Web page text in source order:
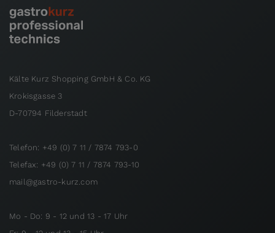
Kälte Kurz Shopping GmbH & Co. KG
Krokisgasse 3
D-70794 Filderstadt
Telefon: +49 (0) 7 11 / 7874 793-0
Telefax: +49 (0) 7 11 / 7874 793-10
mail@gastro-kurz.com
Mo - Do: 9 - 12 und 13 - 17 Uhr